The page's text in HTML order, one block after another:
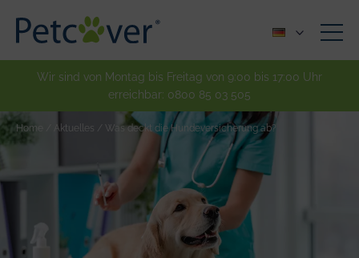
Wir sind von Montag bis Freitag von 9:00 bis 17:00 Uhr
erreichbar: 0800 85 03 505
Home Aktuelles / Was deckt die Hundeversicherung ab?